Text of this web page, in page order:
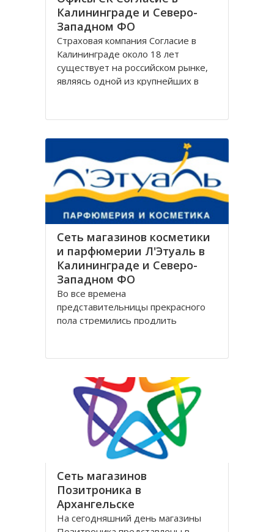
Калининграде и Северо-
Западном ФО
Страховая компания Согласие в
Калининграде около 18 лет
существует на российском рынке,
являясь одной из крупнейших в
только с лучшей стороны.
широко разветвлённую сеть
филиалов, которая охватывает
Сеть магазинов косметики
и парфюмерии Л'Этуаль в
Калининграде и Северо-
Западном ФО
Во все времена
представительницы прекрасного
пола стремились продлить
Женщины прилагали массу усилий
для достижения цели. Но это уже в
прошлом! Сегодня, благодаря
колоссальным достижениям в
области косметологии, ухаживать
за лицом и телом стало
Сеть магазинов
Позитроника в
Архангельске
На сегодняшний день магазины